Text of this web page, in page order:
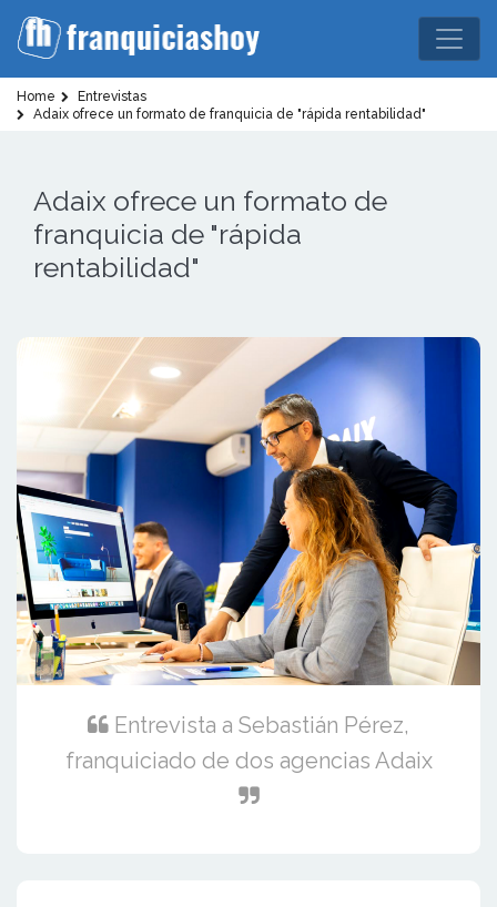
Home
Entrevistas
Adaix ofrece un formato de franquicia de "rápida rentabilidad"
Adaix ofrece un formato de
franquicia de "rápida
rentabilidad"
Entrevista a Sebastián Pérez,
franquiciado de dos agencias Adaix